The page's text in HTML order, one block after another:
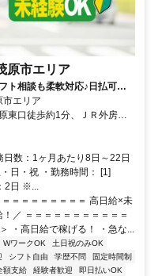
原市エリア
ト相談も柔軟対応♪日払可◎
エリア
東口徒歩約1分、ＪＲ外房線/
帰OK＊交通費全額支給＊
数：1ヶ月あたり8日～22日
日・祝 ・勤務時間： [1]
2日 ※...
＝＝＝＝＝＝＝＝ 高日給×未
／ ＝＝＝＝＝＝＝＝＝＝＝
・高日給で稼げる！ ・急な...
WワークOK
土日祝のみOK
シフト自由 学歴不問
固定時間制
額支給 経験者歓迎
即日払いOK